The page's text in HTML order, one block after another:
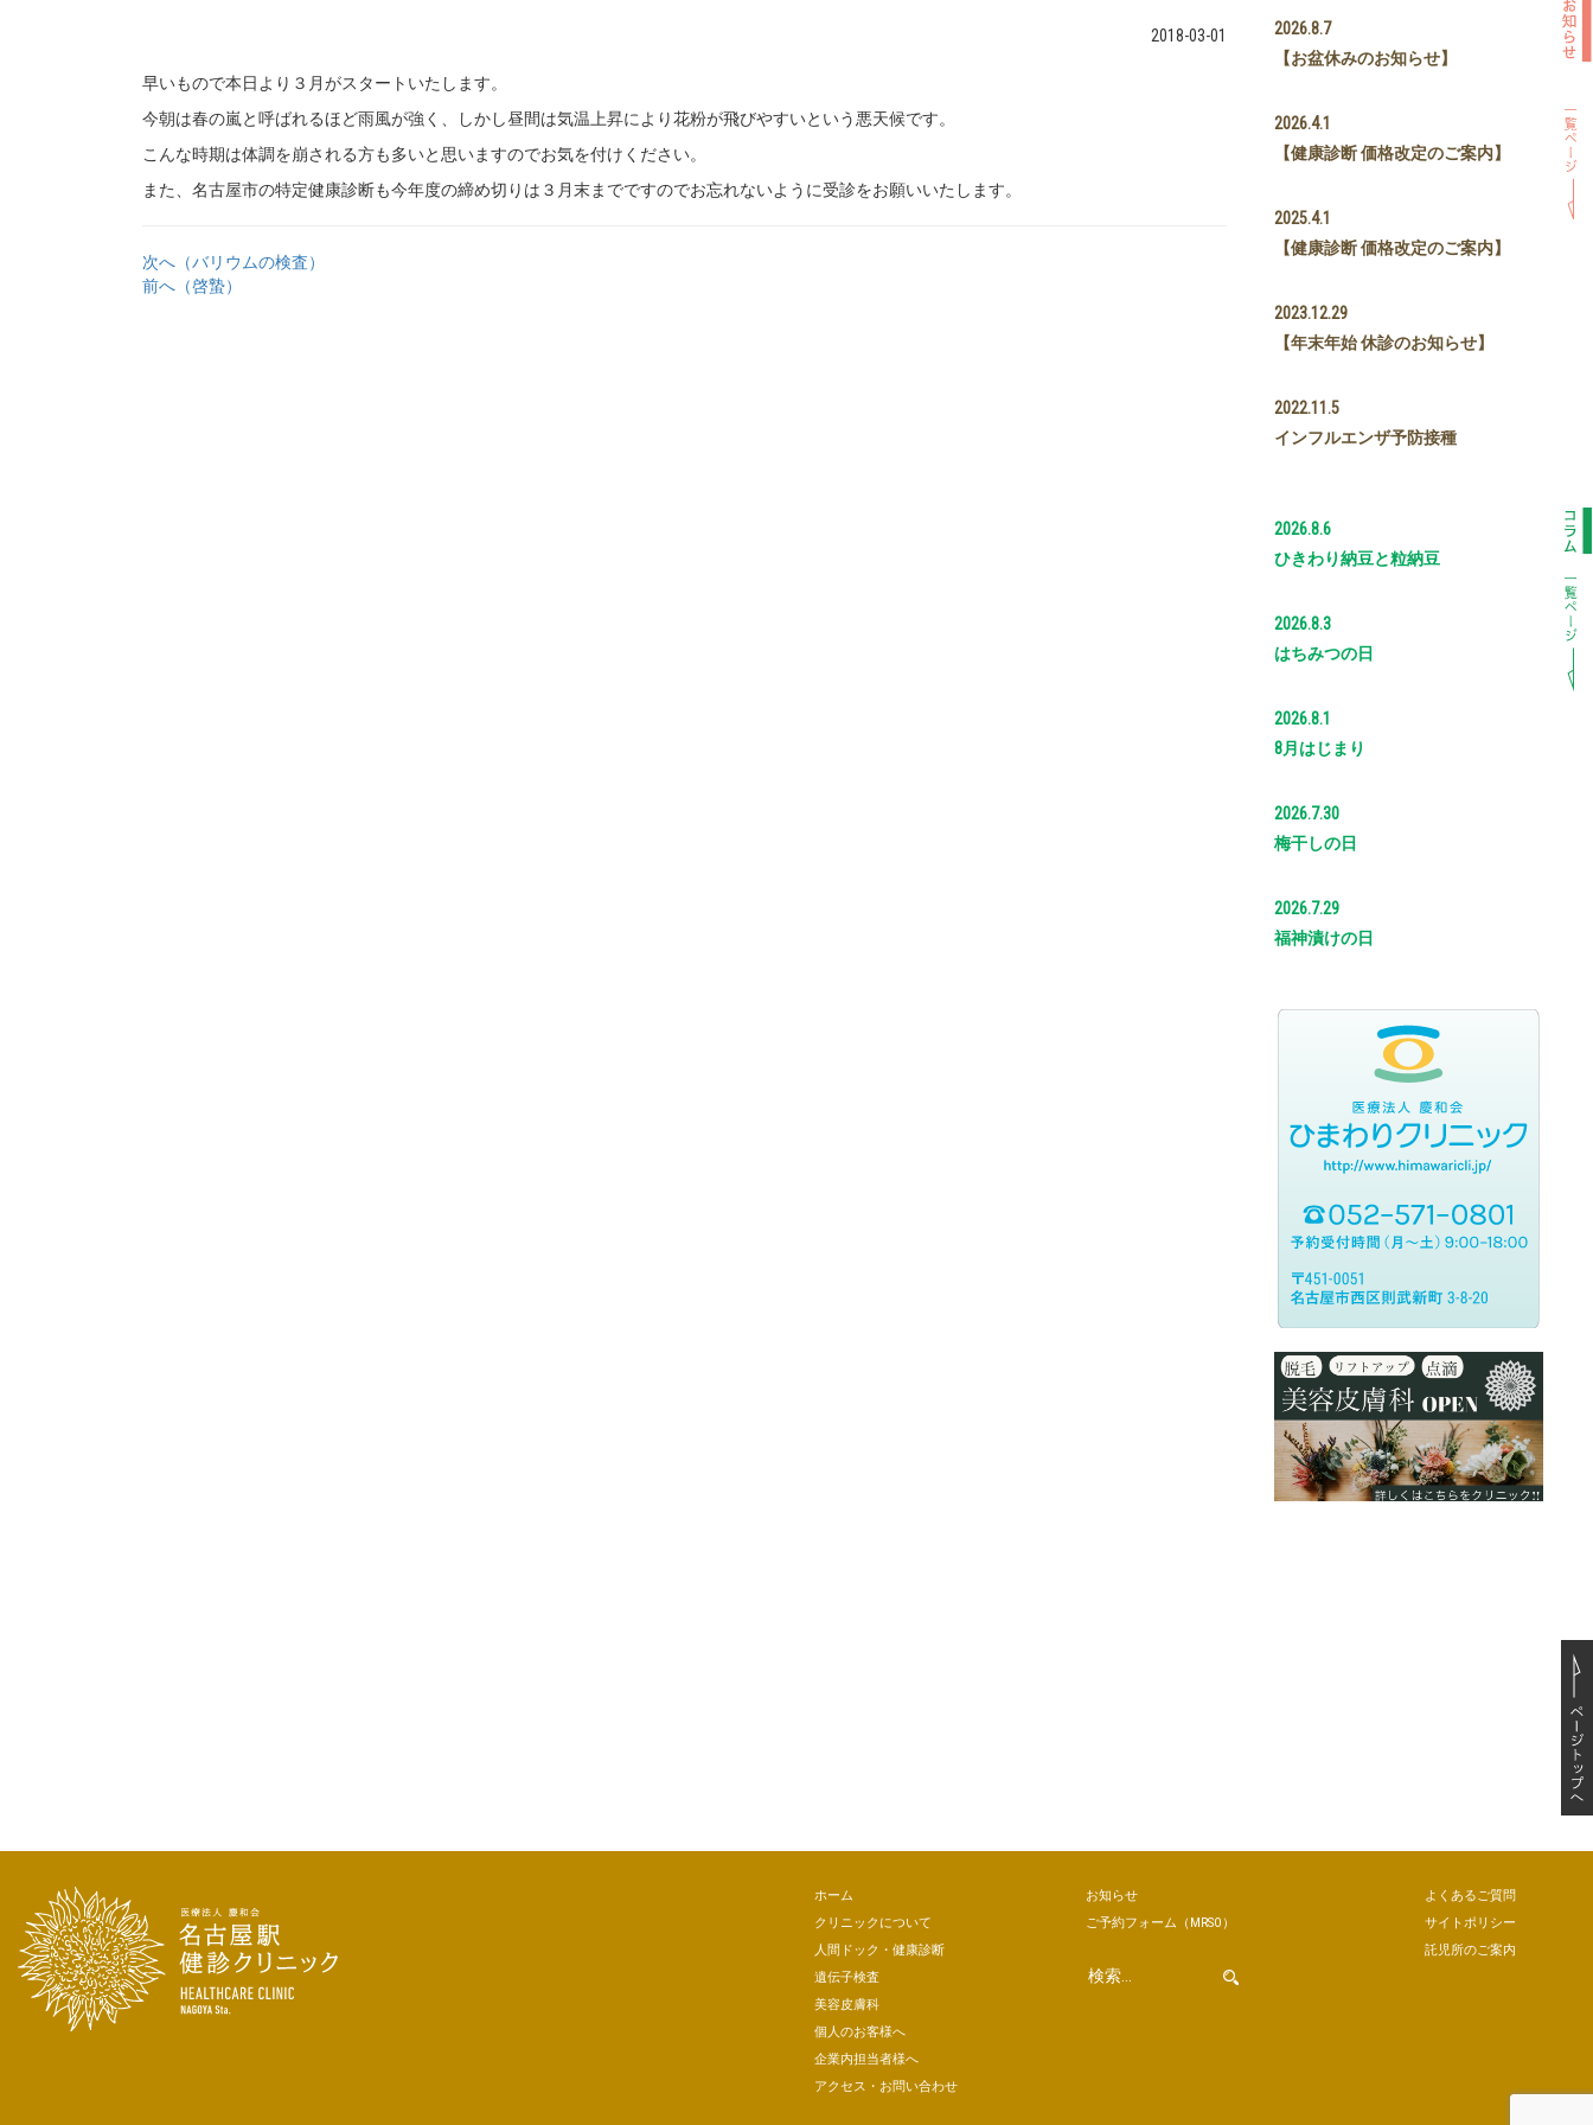
2018-03-01
早いもので本日より３月がスタートいたします。
今朝は春の嵐と呼ばれるほど雨風が強く、しかし昼間は気温上昇により花粉が飛びやすいという悪天候です。
こんな時期は体調を崩される方も多いと思いますのでお気を付けください。
また、名古屋市の特定健康診断も今年度の締め切りは３月末までですのでお忘れないように受診をお願いいたします。
次へ（バリウムの検査）
前へ（啓蟄）
2026.8.7
【お盆休みのお知らせ】
2026.4.1
【健康診断 価格改定のご案内】
2025.4.1
【健康診断 価格改定のご案内】
2023.12.29
【年末年始 休診のお知らせ】
2022.11.5
インフルエンザ予防接種
2026.8.6
ひきわり納豆と粒納豆
2026.8.3
はちみつの日
2026.8.1
8月はじまり
2026.7.30
梅干しの日
2026.7.29
福神漬けの日
ホーム
クリニックについて
人間ドック・健康診断
遺伝子検査
美容皮膚科
個人のお客様へ
企業内担当者様へ
アクセス・お問い合わせ
お知らせ
ご予約フォーム （MRSO）
よくあるご質問
サイトポリシー
託児所のご案内